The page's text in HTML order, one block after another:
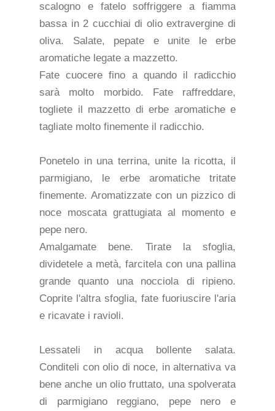
scalogno e fatelo soffriggere a fiamma
bassa in 2 cucchiai di olio extravergine di
oliva. Salate, pepate e unite le erbe
aromatiche legate a mazzetto.
Fate cuocere fino a quando il radicchio
sarà molto morbido. Fate raffreddare,
togliete il mazzetto di erbe aromatiche e
tagliate molto finemente il radicchio.
Ponetelo in una terrina, unite la ricotta, il
parmigiano, le erbe aromatiche tritate
finemente. Aromatizzate con un pizzico di
noce moscata grattugiata al momento e
pepe nero.
Amalgamate bene. Tirate la sfoglia,
dividetele a metà, farcitela con una pallina
grande quanto una nocciola di ripieno.
Coprite l'altra sfoglia, fate fuoriuscire l'aria
e ricavate i ravioli.
Lessateli in acqua bollente salata.
Conditeli con olio di noce, in alternativa va
bene anche un olio fruttato, una spolverata
di parmigiano reggiano, pepe nero e